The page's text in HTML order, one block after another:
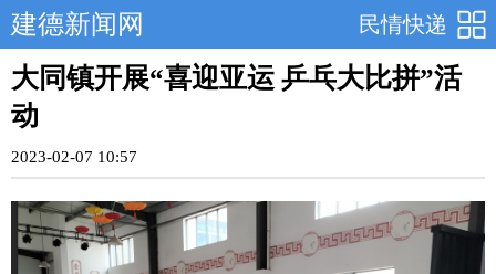
民情快递
建德新闻网
大同镇开展“喜迎亚运 乒乓大比拼”活
动
2023-02-07 10:57